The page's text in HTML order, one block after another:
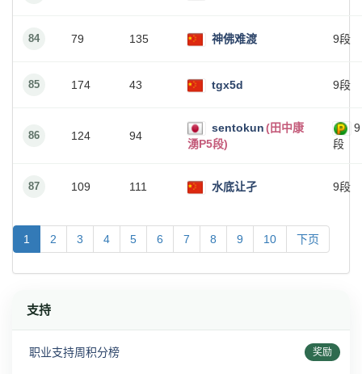
84 79 135 神佛难渡 9段
85 174 43 tgx5d 9段
86 124 94
sentokun(田中康
湧P5段)
9
段
87 109 111 水底让孑 9段
1 2 3 4 5 6 7 8 9 10 下页
支持
职业支持周积分榜 奖励